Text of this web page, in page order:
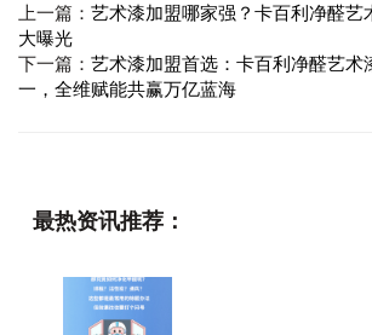
上一篇： 艺术漆加盟哪家强？卡百利净醛艺
大曝光
下一篇： 艺术漆加盟首选：卡百利净醛艺术
一，全维赋能共赢万亿蓝海
最热资讯推荐：